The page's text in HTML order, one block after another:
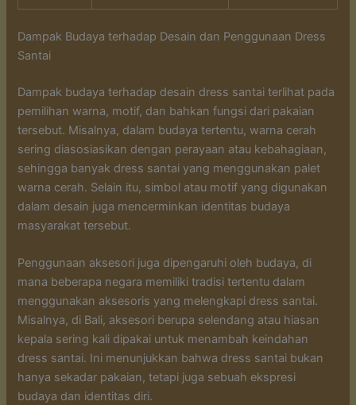
Dampak Budaya terhadap Desain dan Penggunaan Dress
Santai
Dampak budaya terhadap desain dress santai terlihat pada
pemilihan warna, motif, dan bahkan fungsi dari pakaian
tersebut. Misalnya, dalam budaya tertentu, warna cerah
sering diasosiasikan dengan perayaan atau kebahagiaan,
sehingga banyak dress santai yang menggunakan palet
warna cerah. Selain itu, simbol atau motif yang digunakan
dalam desain juga mencerminkan identitas budaya
masyarakat tersebut.
Penggunaan aksesori juga dipengaruhi oleh budaya, di
mana beberapa negara memiliki tradisi tertentu dalam
menggunakan aksesoris yang melengkapi dress santai.
Misalnya, di Bali, aksesori berupa selendang atau hiasan
kepala sering kali dipakai untuk menambah keindahan
dress santai. Ini menunjukkan bahwa dress santai bukan
hanya sekadar pakaian, tetapi juga sebuah ekspresi
budaya dan identitas diri.